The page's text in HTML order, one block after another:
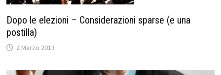
Dopo le elezioni – Considerazioni sparse (e una
postilla)
2 Marzo 2013